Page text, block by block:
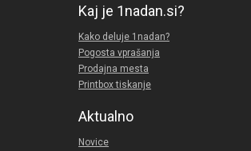
Kaj je 1nadan.si?
Kako deluje 1nadan?
Pogosta vprašanja
Prodajna mesta
Printbox tiskanje
Aktualno
Novice